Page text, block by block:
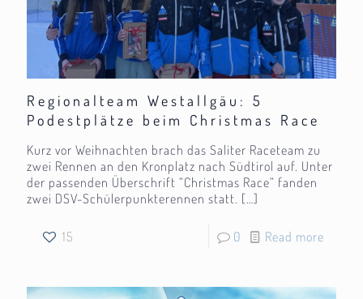
Regionalteam Westallgäu: 5
Podestplätze beim Christmas Race
Kurz vor Weihnachten brach das Saliter Raceteam zu
zwei Rennen an den Kronplatz nach Südtirol auf. Unter
der passenden Überschrift “Christmas Race“ fanden
zwei DSV-Schülerpunkterennen statt. […]
15 0 Read more